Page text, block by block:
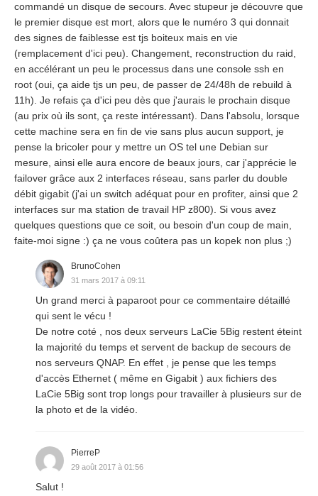
commandé un disque de secours. Avec stupeur je découvre que
le premier disque est mort, alors que le numéro 3 qui donnait
des signes de faiblesse est tjs boiteux mais en vie
(remplacement d'ici peu). Changement, reconstruction du raid,
en accélérant un peu le processus dans une console ssh en
root (oui, ça aide tjs un peu, de passer de 24/48h de rebuild à
11h). Je refais ça d'ici peu dès que j'aurais le prochain disque
(au prix où ils sont, ça reste intéressant). Dans l'absolu, lorsque
cette machine sera en fin de vie sans plus aucun support, je
pense la bricoler pour y mettre un OS tel une Debian sur
mesure, ainsi elle aura encore de beaux jours, car j'apprécie le
failover grâce aux 2 interfaces réseau, sans parler du double
débit gigabit (j'ai un switch adéquat pour en profiter, ainsi que 2
interfaces sur ma station de travail HP z800). Si vous avez
quelques questions que ce soit, ou besoin d'un coup de main,
faite-moi signe :) ça ne vous coûtera pas un kopek non plus ;)
BrunoCohen
31 mars 2017 à 09:11
Un grand merci à paparoot pour ce commentaire détaillé
qui sent le vécu !
De notre coté , nos deux serveurs LaCie 5Big restent éteint
la majorité du temps et servent de backup de secours de
nos serveurs QNAP. En effet , je pense que les temps
d'accès Ethernet ( même en Gigabit ) aux fichiers des
LaCie 5Big sont trop longs pour travailler à plusieurs sur de
la photo et de la vidéo.
PierreP
29 août 2017 à 01:56
Salut !